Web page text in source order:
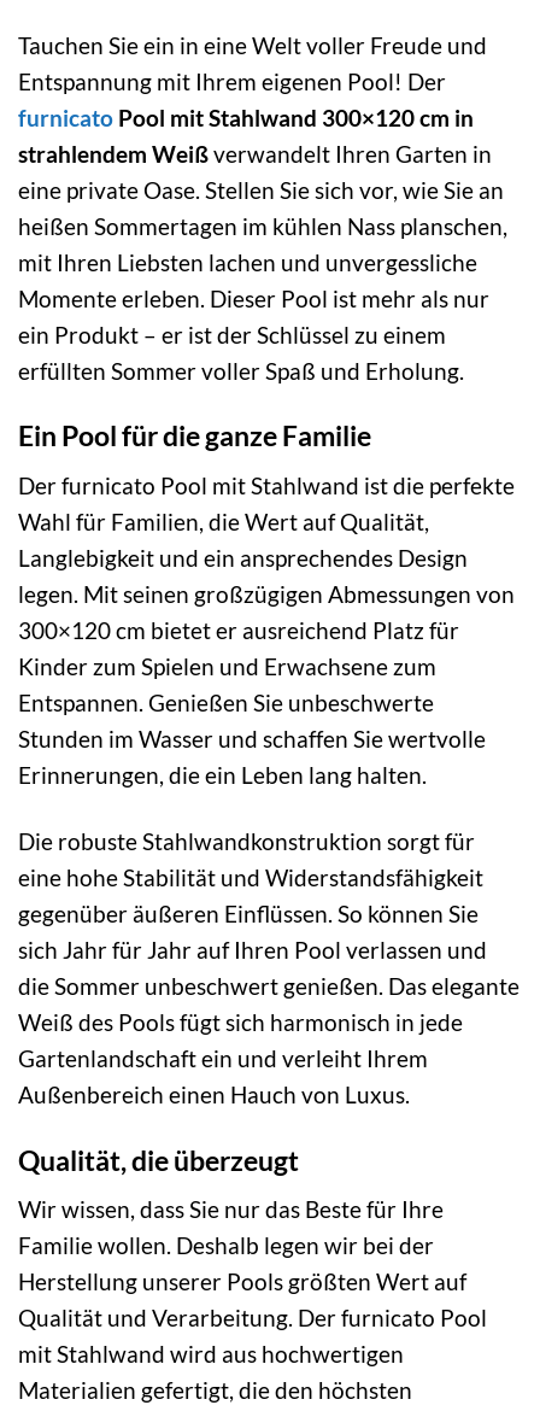
Tauchen Sie ein in eine Welt voller Freude und
Entspannung mit Ihrem eigenen Pool! Der
furnicato Pool mit Stahlwand 300×120 cm in
strahlendem Weißverwandelt Ihren Garten in
eine private Oase. Stellen Sie sich vor, wie Sie an
heißen Sommertagen im kühlen Nass planschen,
mit Ihren Liebsten lachen und unvergessliche
Momente erleben. Dieser Pool ist mehr als nur
ein Produkt – er ist der Schlüssel zu einem
erfüllten Sommer voller Spaß und Erholung.
Ein Pool für die ganze Familie
Der furnicato Pool mit Stahlwand ist die perfekte
Wahl für Familien, die Wert auf Qualität,
Langlebigkeit und ein ansprechendes Design
legen. Mit seinen großzügigen Abmessungen von
300×120 cm bietet er ausreichend Platz für
Kinder zum Spielen und Erwachsene zum
Entspannen. Genießen Sie unbeschwerte
Stunden im Wasser und schaffen Sie wertvolle
Erinnerungen, die ein Leben lang halten.
Die robuste Stahlwandkonstruktion sorgt für
eine hohe Stabilität und Widerstandsfähigkeit
gegenüber äußeren Einflüssen. So können Sie
sich Jahr für Jahr auf Ihren Pool verlassen und
die Sommer unbeschwert genießen. Das elegante
Weiß des Pools fügt sich harmonisch in jede
Gartenlandschaft ein und verleiht Ihrem
Außenbereich einen Hauch von Luxus.
Qualität, die überzeugt
Wir wissen, dass Sie nur das Beste für Ihre
Familie wollen. Deshalb legen wir bei der
Herstellung unserer Pools größten Wert auf
Qualität und Verarbeitung. Der furnicato Pool
mit Stahlwand wird aus hochwertigen
Materialien gefertigt, die den höchsten